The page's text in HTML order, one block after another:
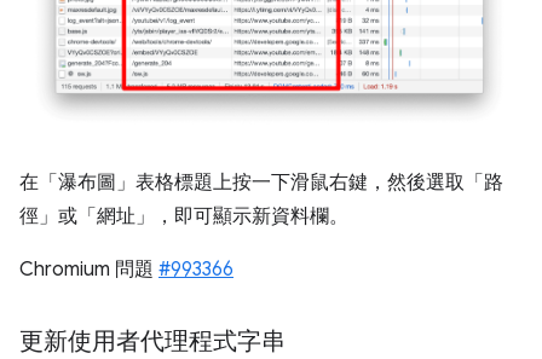
在「瀑布圖」 表格標題上按一下滑鼠右鍵，然後選取「路
徑」 或「網址」 ，即可顯示新資料欄。
Chromium 問題 #993366
更新使用者代理程式字串